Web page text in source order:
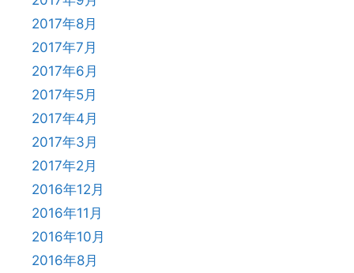
2017年8月
2017年7月
2017年6月
2017年5月
2017年4月
2017年3月
2017年2月
2016年12月
2016年11月
2016年10月
2016年8月